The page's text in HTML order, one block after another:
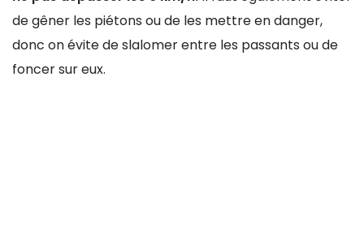
de gêner les piétons ou de les mettre en danger,
donc on évite de slalomer entre les passants ou de
foncer sur eux.